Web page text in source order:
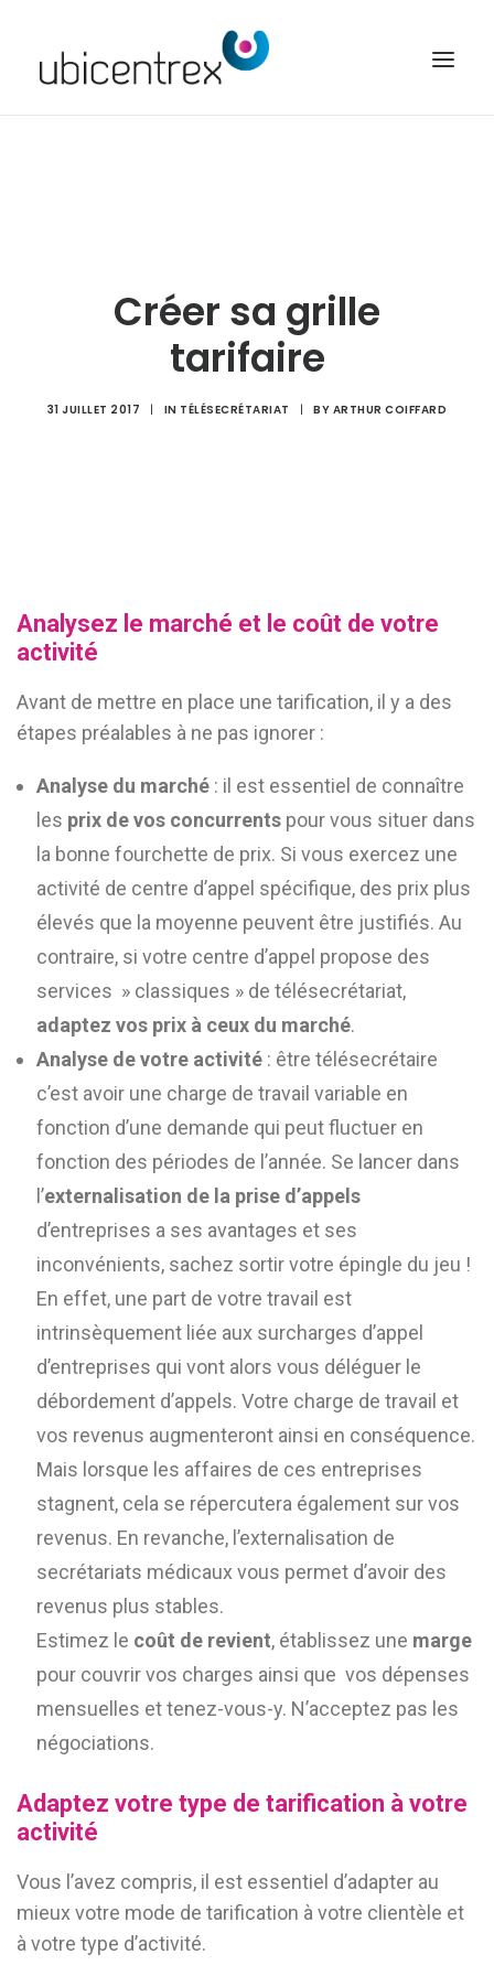
ACCÈS CLIENTCréer sa grille
tarifaire
31 JUILLET 2017 | IN TÉLÉSECRÉTARIAT | BY ARTHUR COIFFARD
Analysez le marché et le coût de votre
activité
Avant de mettre en place une tarification, il y a des
étapes préalables à ne pas ignorer :
Analyse du marché : il est essentiel de connaître
les prix de vos concurrents pour vous situer dans
la bonne fourchette de prix. Si vous exercez une
activité de centre d’appel spécifique, des prix plus
élevés que la moyenne peuvent être justifiés. Au
contraire, si votre centre d’appel propose des
services » classiques » de télésecrétariat,
adaptez vos prix à ceux du marché.
Analyse de votre activité : être télésecrétaire
c’est avoir une charge de travail variable en
fonction d’une demande qui peut fluctuer en
fonction des périodes de l’année. Se lancer dans
l’externalisation de la prise d’appels
d’entreprises a ses avantages et ses
inconvénients, sachez sortir votre épingle du jeu !
En effet, une part de votre travail est
intrinsèquement liée aux surcharges d’appel
d’entreprises qui vont alors vous déléguer le
débordement d’appels. Votre charge de travail et
vos revenus augmenteront ainsi en conséquence.
Mais lorsque les affaires de ces entreprises
stagnent, cela se répercutera également sur vos
revenus. En revanche, l’externalisation de
secrétariats médicaux vous permet d’avoir des
revenus plus stables.
Estimez le coût de revient, établissez une marge
pour couvrir vos charges ainsi que vos dépenses
mensuelles et tenez-vous-y. N’acceptez pas les
négociations.
Adaptez votre type de tarification à votre
activité
Vous l’avez compris, il est essentiel d’adapter au
mieux votre mode de tarification à votre clientèle et
à votre type d’activité.